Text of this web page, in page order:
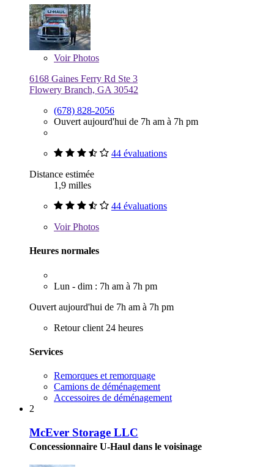
VoirPhotos
6168 Gaines Ferry Rd Ste 3
Flowery Branch, GA 30542
(678) 828-2056
Ouvert aujourd'hui de 7h am à 7h pm
44 évaluations
Distance estimée
1,9 milles
44 évaluations
VoirPhotos
Heures normales
Lun - dim : 7h am à 7h pm
Ouvert aujourd'hui de 7h am à 7h pm
Retour client 24 heures
Services
Remorques et remorquage
Camions de déménagement
Accessoires de déménagement
2
McEver Storage LLC
Concessionnaire U-Haul dans le voisinage